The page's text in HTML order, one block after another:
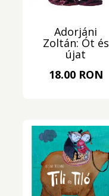
Adorjáni
Zoltán: Ót és
újat
18.00 RON